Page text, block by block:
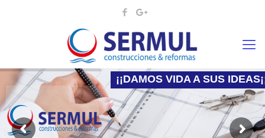
¡¡DAMOS VIDA A SUS
Nadie mejor que nosotros para hacer la reforma